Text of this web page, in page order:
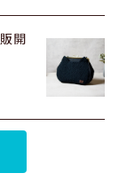
開